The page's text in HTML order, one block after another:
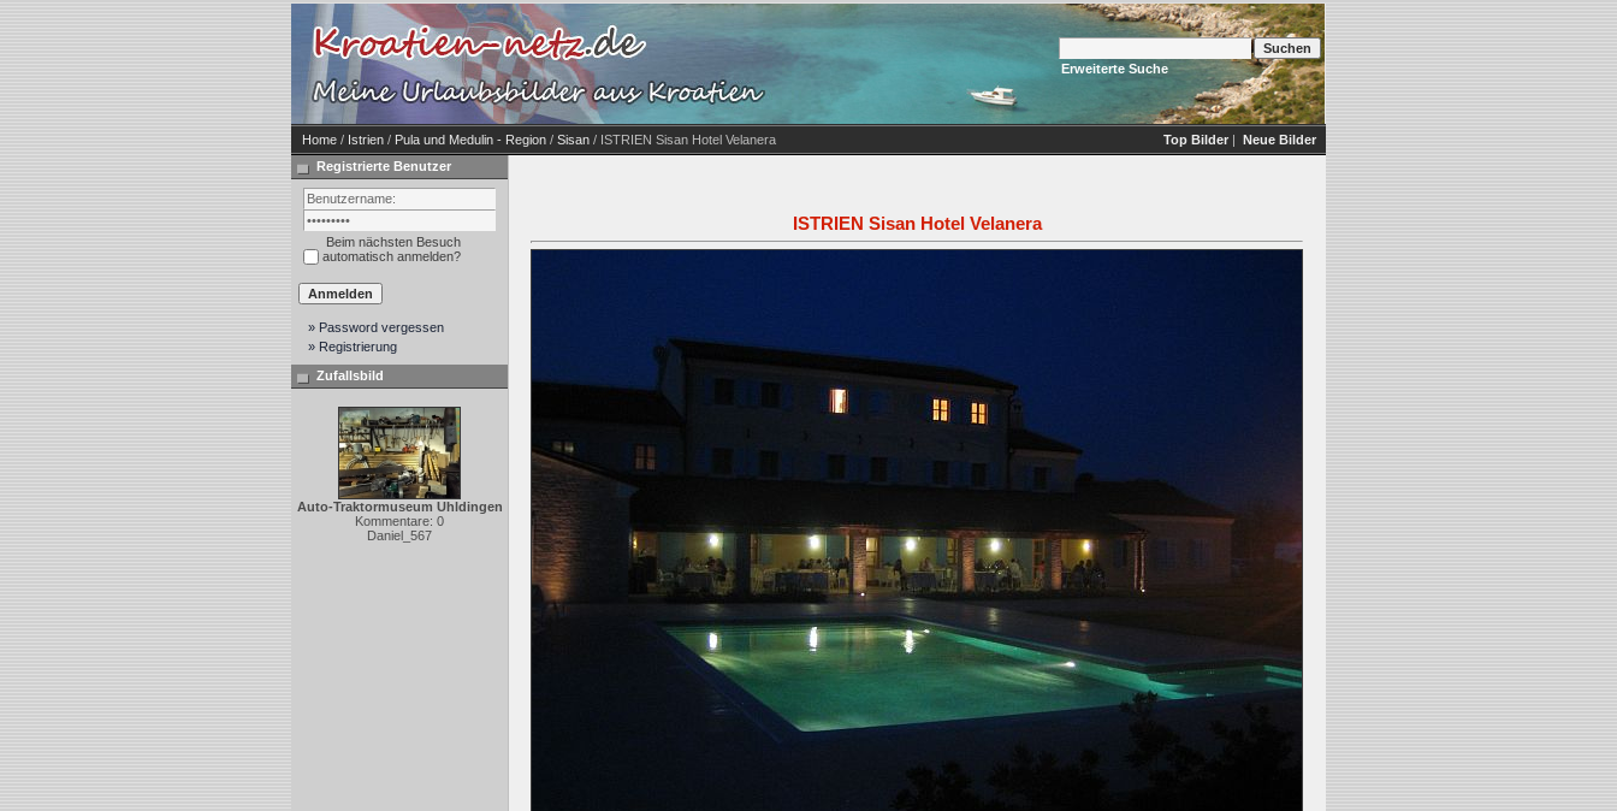
Erweiterte Suche
Home / Istrien / Pula und Medulin - Region / Sisan / ISTRIEN Sisan Hotel Velanera Top Bilder | Neue Bilder
Registrierte Benutzer
Beim nächsten Besuch
automatisch anmelden?
» Password vergessen
» Registrierung
Zufallsbild
Auto-Traktormuseum Uhldingen
Kommentare: 0
Daniel_567
ISTRIEN Sisan Hotel Velanera